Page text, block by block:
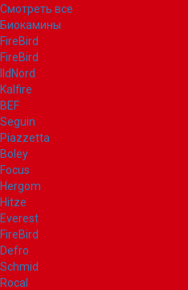
Смотреть все
Биокамины
FireBird
FireBird
IldNord
Kalfire
BEF
Seguin
Piazzetta
Boley
Focus
Hergom
Hitze
Everest
FireBird
Defro
Schmid
Rocal